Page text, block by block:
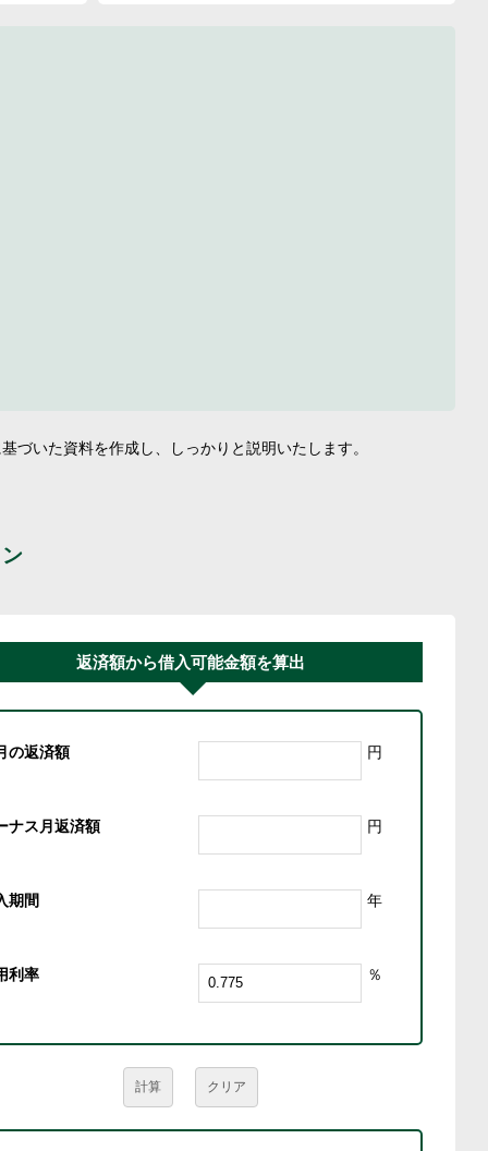
づいた資料を作成し、しっかりと説明いたします。
返済額から借入可能金額を算出
の返済額 円
ナス月返済額 円
期間 年
利率 ％